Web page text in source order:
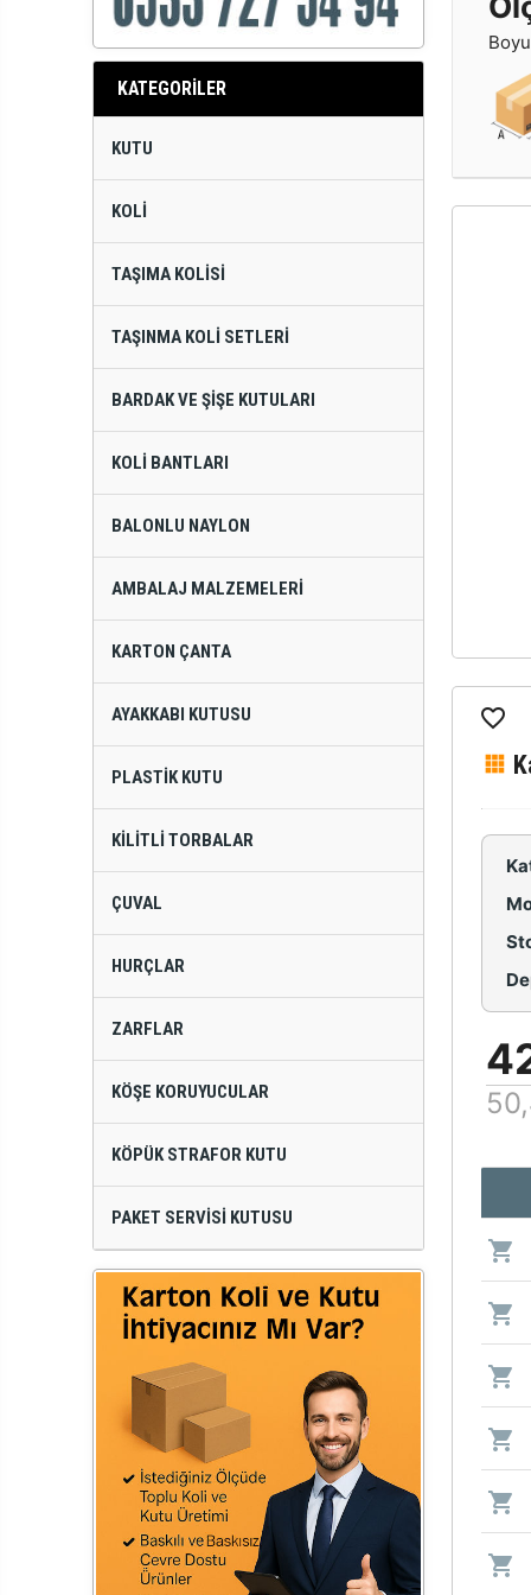
KATEGORİLER
KUTU
KOLI
TAŞIMA KOLISI
TAŞINMA KOLI SETLERI
BARDAK VE ŞIŞE KUTULARI
KOLI BANTLARI
BALONLU NAYLON
AMBALAJ MALZEMELERI
KARTON ÇANTA
AYAKKABI KUTUSU
PLASTIK KUTU
KILITLI TORBALAR
ÇUVAL
HURÇLAR
ZARFLAR
KÖŞE KORUYUCULAR
KÖPÜK STRAFOR KUTU
PAKET SERVISI KUTUSU